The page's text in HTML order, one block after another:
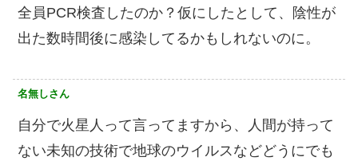
全員PCR検査したのか？仮にしたとして、陰性が
出た数時間後に感染してるかもしれないのに。
名無しさん
自分で火星人って言ってますから、人間が持って
ない未知の技術で地球のウイルスなどどうにでも